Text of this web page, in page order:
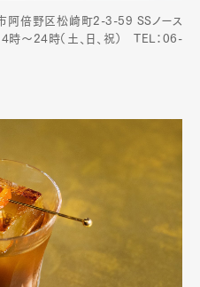
阿倍野区松崎町2-3-59 SSノース
〜24時（土、日、祝） TEL：06-